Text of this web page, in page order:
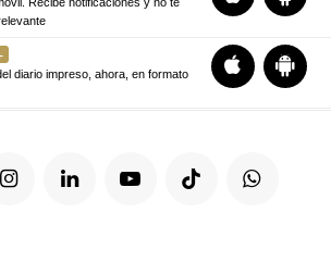
Recibe notificaciones y no te
diario impreso, ahora, en formato